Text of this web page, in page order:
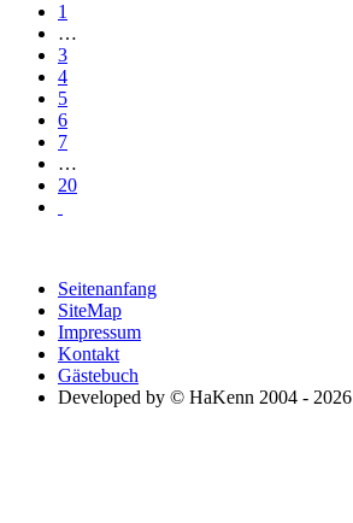
1
…
3
4
5
6
7
…
20
Seitenanfang
SiteMap
Impressum
Kontakt
Gästebuch
Developed by © HaKenn 2004 - 2026